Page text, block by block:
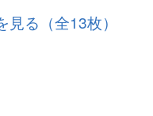
見る（全13枚）